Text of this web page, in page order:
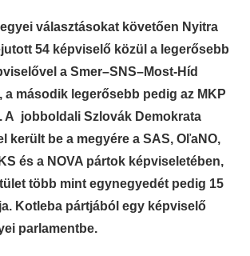
választásokat követően Nyitra
54 képviselő közül a legerősebb
a Smer–SNS–Most-Híd
a második legerősebb pedig az MKP
A jobboldali Szlovák Demokrata
került be a megyére a SAS, OľaNO,
és a NOVA pártok képviseletében,
több mint egynegyedét pedig 15
Kotleba pártjából egy képviselő
parlamentbe.